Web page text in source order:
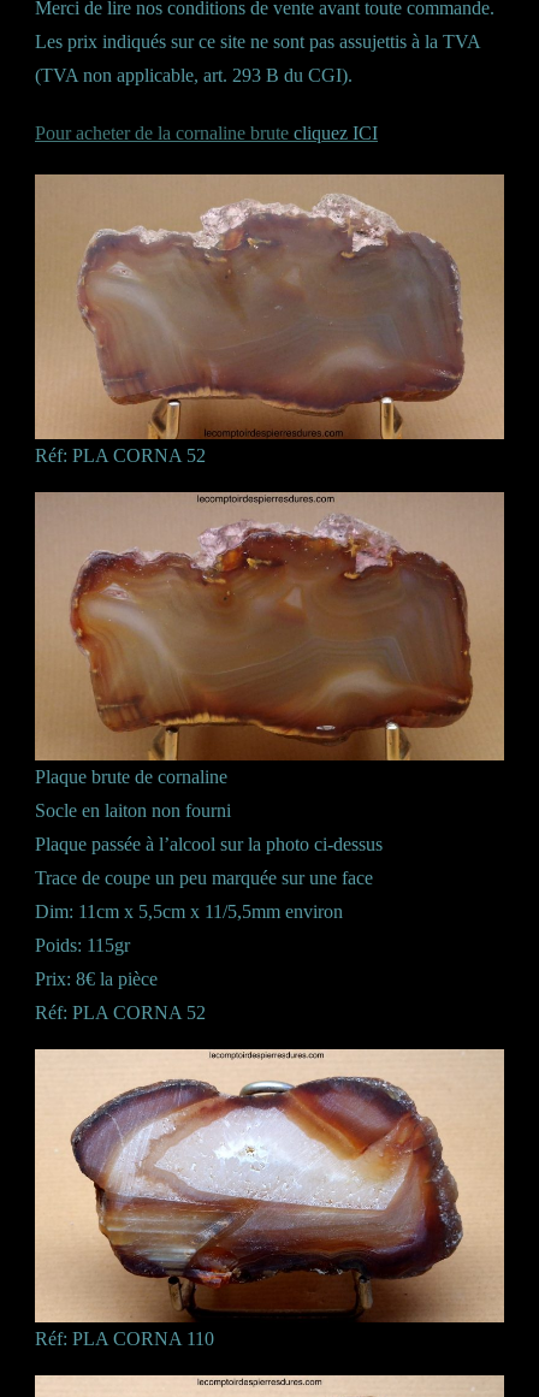
Merci de lire nos conditions de vente avant toute commande.
Les prix indiqués sur ce site ne sont pas assujettis à la TVA
(TVA non applicable, art. 293 B du CGI).
Pour acheter de la cornaline brute cliquez ICI
Réf: PLA CORNA 52
Plaque brute de cornaline
Socle en laiton non fourni
Plaque passée à l’alcool sur la photo ci-dessus
Trace de coupe un peu marquée sur une face
Dim: 11cm x 5,5cm x 11/5,5mm environ
Poids: 115gr
Prix: 8€ la pièce
Réf: PLA CORNA 52
Réf: PLA CORNA 110